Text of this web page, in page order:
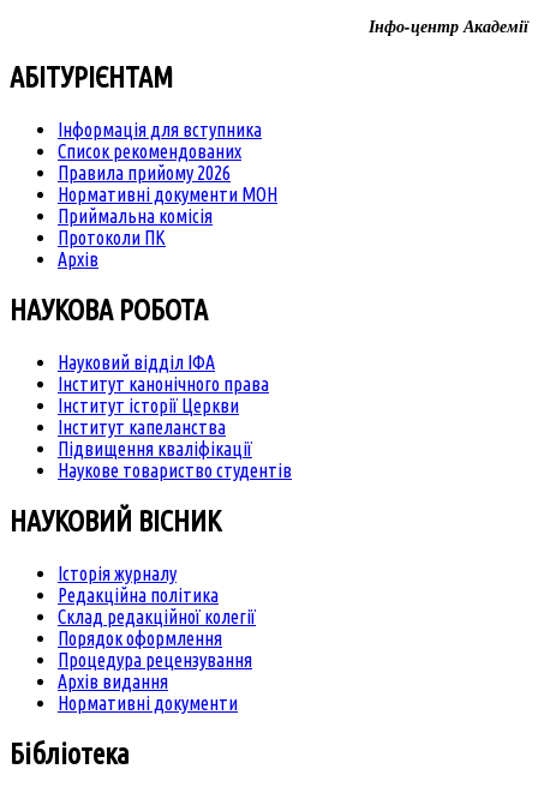
Інфо-центр Академії
АБІТУРІЄНТАМ
Інформація для вступника
Список рекомендованих
Правила прийому 2026
Нормативні документи МОН
Приймальна комісія
Протоколи ПК
Архів
НАУКОВА РОБОТА
Науковий відділ ІФА
Інститут канонічного права
Інститут історії Церкви
Інститут капеланства
Підвищення кваліфікації
Наукове товариство студентів
НАУКОВИЙ ВІСНИК
Історія журналу
Редакційна політика
Склад редакційної колегії
Порядок оформлення
Процедура рецензування
Архів видання
Нормативні документи
Бібліотека